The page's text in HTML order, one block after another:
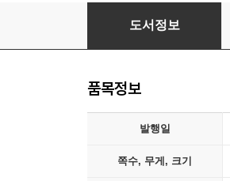
1% 유대인의 생각훈련
도서정보
품목정보
발행일
쪽수, 무게, 크기